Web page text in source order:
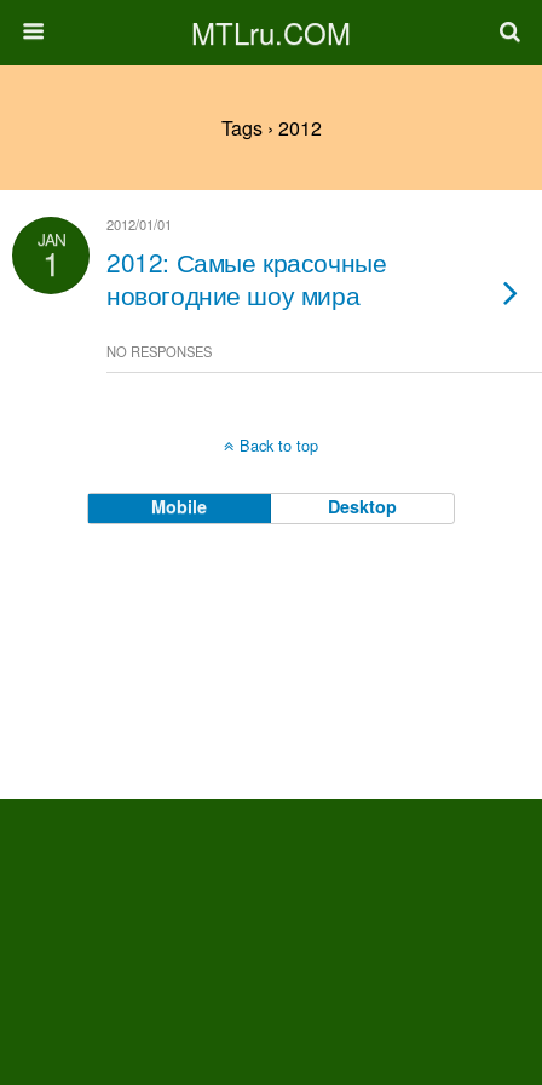
MTLru.COM
Tags › 2012
JAN
1
2012/01/01
2012: Самые красочные
новогодние шоу мира
NO RESPONSES
Back to top
Mobile Desktop